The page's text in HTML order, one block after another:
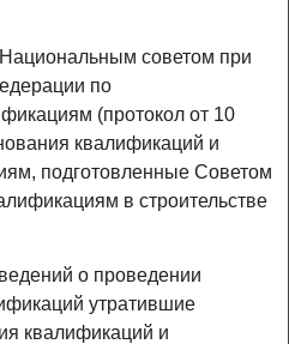
советом при
по
(протокол от 10
квалификаций и
подготовленные Советом
в строительстве
о проведении
утратившие
квалификаций и